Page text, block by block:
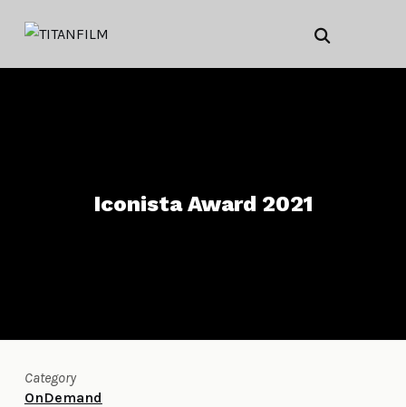
Iconista Award 2021
Category
OnDemand